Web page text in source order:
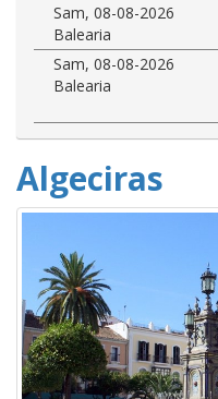
Sam, 08-08-2026
Balearia
Sam, 08-08-2026
Balearia
Algeciras